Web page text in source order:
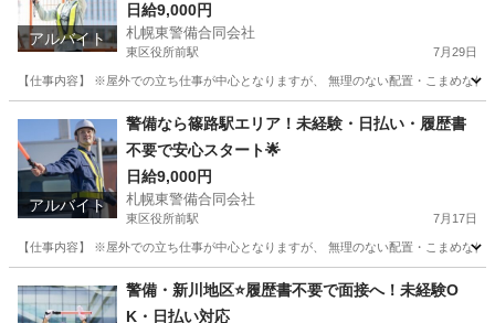
アルバイト
日給9,000円
札幌東警備合同会社
東区役所前駅 7月29日
【仕事内容】 ※屋外での立ち仕事が中心となりますが、 無理のない配置・こまめな
東区役所前駅 その他 個室
アルバイト
警備なら篠路駅エリア！未経験・日払い・履歴書
不要で安心スタート🌟
日給9,000円
札幌東警備合同会社
東区役所前駅 7月17日
【仕事内容】 ※屋外での立ち仕事が中心となりますが、 無理のない配置・こまめな
東区役所前駅 その他 個室
警備・新川地区⭐履歴書不要で面接へ！未経験O
K・日払い対応